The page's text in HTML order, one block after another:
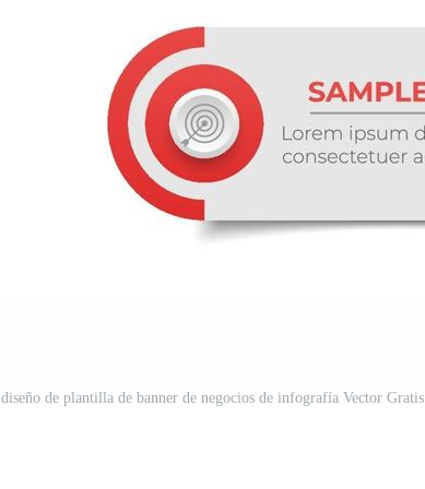
diseño de plantilla de banner de negocios de infografía Vector Gratis